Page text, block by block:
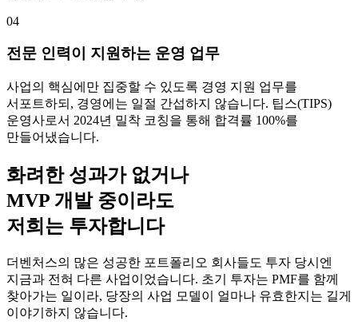
04
전문 인력이 지원하는 운영 업무
사업의 핵심에만 집중할 수 있도록 경영 지원 업무를
서포트하되, 경영에는 일절 간섭하지 않습니다. 팁스(TIPS)
운영사로서 2024년 밀착 코칭을 통해 합격률 100%를
만들어냈습니다.
화려한 성과가 없거나
MVP 개발 중이라도
저희는 투자합니다
더벤처스의 많은 성공한 포트폴리오 회사들도 투자 당시엔
지금과 전혀 다른 사업이었습니다. 초기 투자는 PMF를 함께
찾아가는 일이라, 당장의 사업 모델이 얼마나 유효한지는 길게
이야기하지 않습니다.